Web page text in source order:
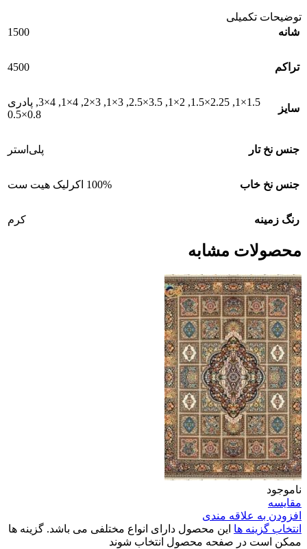
توضیحات تکمیلی
شانه
1500
تراکم 4500
سایز
1.5×1
,
2.25×1.5
,
2×1
,
3.5×2.5
,
3×1
,
3×2
,
4×1
,
4×3
, پادری
0.8×0.5
جنس نخ تار پلی‌استر
جنس نخ خاب 100% اکرلیک هیت ست
رنگ زمینه کرم
محصولات مشابه
ناموجود
مقایسه
افزودن به علاقه مندی
انتخاب گزینه ها این محصول دارای انواع مختلفی می باشد. گزینه ها
ممکن است در صفحه محصول انتخاب شوند